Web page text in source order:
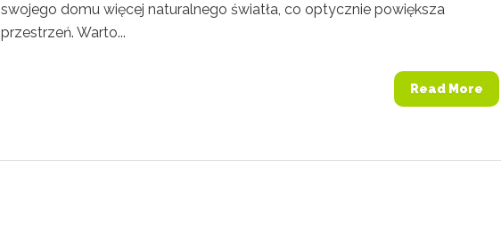
swojego domu więcej naturalnego światła, co optycznie powiększa
przestrzeń. Warto...
Read More